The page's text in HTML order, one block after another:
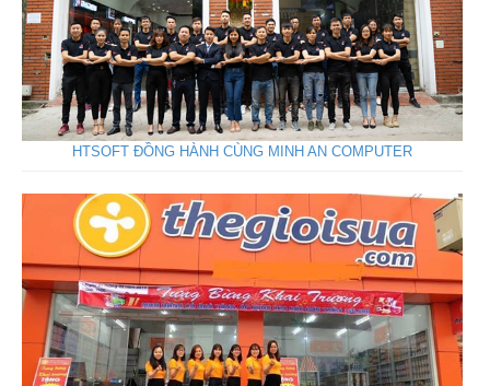
HTSOFT ĐỒNG HÀNH CÙNG MINH AN COMPUTER